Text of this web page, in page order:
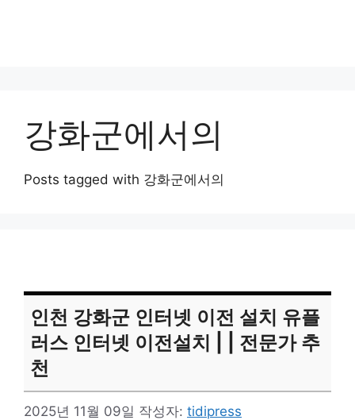
강화군에서의
Posts tagged with 강화군에서의
인천 강화군 인터넷 이전 설치 유플
러스 인터넷 이전설치 | | 전문가 추
천
2025년 11월 09일 작성자: tidipress